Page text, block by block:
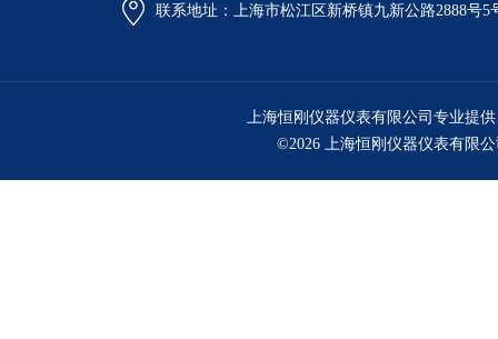
联系地址：上海市松江区新桥镇九新公路2888号5
上海恒刚仪器仪表有限公司专业提
©2026 上海恒刚仪器仪表有限